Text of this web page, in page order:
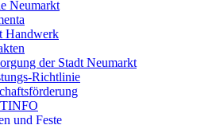
Neumarkt
Handwerk
der Stadt Neumarkt
Richtlinie
und Feste